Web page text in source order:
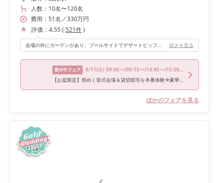
人数： 10名〜120名
費用： 51名 ／330万円
評価： 4.55( 521件)
会場の外にガーデンがあり、プールサイドでデザートビッフェが一番なおすすめポイントです。 続きを見る
受付中フェア 8/11(火) 09:00〜/09:15〜/14:45〜/15:00〜/18:30〜
【お盆限定】煌めく挙式会場＆貸切邸宅を本番体験☆豪華試食付き
ほかのフェアを見る